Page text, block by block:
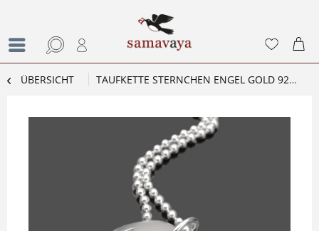
ÜBERSICHT TAUFKETTE STERNCHEN ENGEL GOLD 925 SILBER NAMENSKETTE MIT GRAVUR